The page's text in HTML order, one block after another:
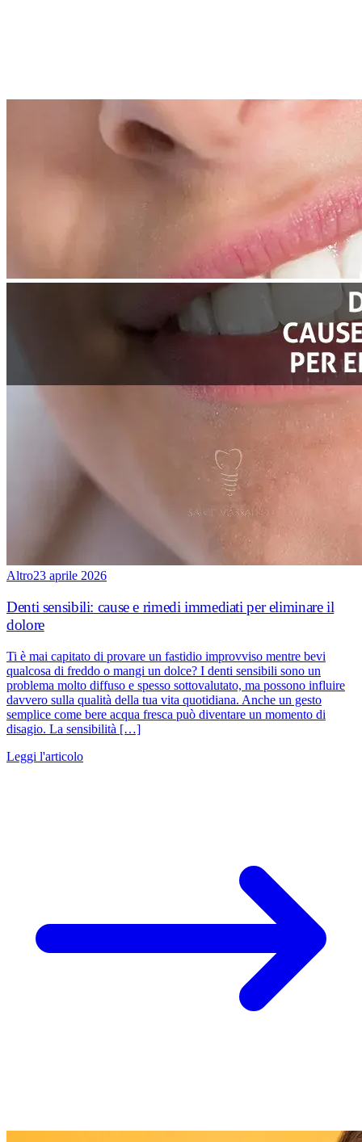
Altro23 aprile 2026
Denti sensibili: cause e rimedi immediati per eliminare il
dolore
Ti è mai capitato di provare un fastidio improvviso mentre bevi
qualcosa di freddo o mangi un dolce? I denti sensibili sono un
problema molto diffuso e spesso sottovalutato, ma possono influire
davvero sulla qualità della tua vita quotidiana. Anche un gesto
semplice come bere acqua fresca può diventare un momento di
disagio. La sensibilità […]
Leggi l'articolo